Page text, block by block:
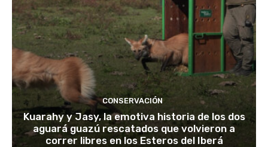
CONSERVACIÓN
Kuarahy y Jasy, la emotiva historia de los dos
aguará guazú rescatados que volvieron a
correr libres en los Esteros del Iberá